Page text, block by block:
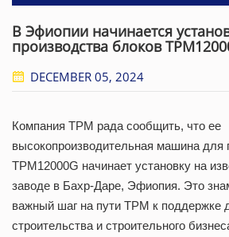
В Эфиопии начинается
производства блоков
DECEMBER 05, 2024
Компания TPM рада сообщить, что ее
высокопроизводительная машина для
TPM12000G начинает установку на
заводе в Бахр-Даре, Эфиопия. Это
важный шаг на пути TPM к поддержке
строительства и строительного